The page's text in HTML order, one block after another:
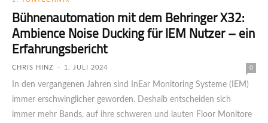
Bühnenautomation mit dem Behringer X32:
Ambience Noise Ducking für IEM Nutzer – ein
Erfahrungsbericht
CHRIS HINZ - 1. JULI 2024 0
In den vergangenen Jahren sind InEar Monitoring Systeme (IEM)
immer erschwinglicher geworden. Deshalb entscheiden sich
immer mehr Bands, auf ihre schweren und lauten Floor Monitore